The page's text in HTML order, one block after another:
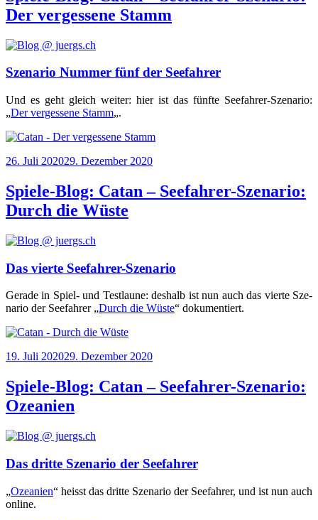
Der vergessene Stamm
Szenario Nummer fünf der Seefahrer
Und es geht gleich wei­ter: hier ist das fünf­te See­fah­rer-Sze­na­rio:
„Der ver­ges­se­ne Stamm„.
Veröffentlicht
26. Juli 202029. Dezember 2020
Spiele-Blog: Catan – Seefahrer-Szenario:
Durch die Wüste
Das vierte Seefahrer-Szenario
Gera­de in Spiel- und Test­lau­ne: des­halb ist nun auch das vier­te Sze­
na­rio der See­fah­rer „Durch die Wüs­te“ doku­men­tiert.
Veröffentlicht
19. Juli 202029. Dezember 2020
Spiele-Blog: Catan – Seefahrer-Szenario:
Ozeanien
Das dritte Szenario der Seefahrer
„Ozea­ni­en“ heisst das drit­te Sze­na­rio der See­fah­rer, und ist nun auch
online.